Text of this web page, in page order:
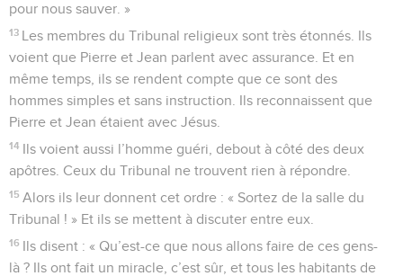
pour nous sauver. »
13 Les membres du Tribunal religieux sont très étonnés. Ils
voient que Pierre et Jean parlent avec assurance. Et en
même temps, ils se rendent compte que ce sont des
hommes simples et sans instruction. Ils reconnaissent que
Pierre et Jean étaient avec Jésus.
14 Ils voient aussi l’homme guéri, debout à côté des deux
apôtres. Ceux du Tribunal ne trouvent rien à répondre.
15 Alors ils leur donnent cet ordre : « Sortez de la salle du
Tribunal ! » Et ils se mettent à discuter entre eux.
16 Ils disent : « Qu’est-ce que nous allons faire de ces gens-
là ? Ils ont fait un miracle, c’est sûr, et tous les habitants de